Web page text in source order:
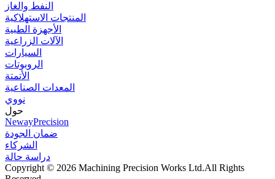
النفط والغاز
المنتجات الاستهلاكية
الأجهزة الطبية
الآلات الزراعية
السيارات
الروبوتات
الأتمتة
المعدات الصناعية
نووي
حول
NewayPrecision
ضمان الجودة
الشركاء
دراسة حالة
Copyright © 2026 Machining Precision Works Ltd.All Rights